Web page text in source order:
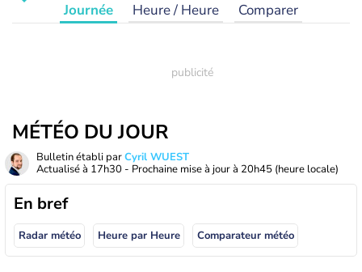
Journée Heure / Heure Comparer
MÉTÉO DU JOUR
Bulletin établi parCyril WUEST
Actualisé à 17h30 - Prochaine mise à jour à 20h45 (heure locale)
En bref
Radar météo Heure par Heure Comparateur météo